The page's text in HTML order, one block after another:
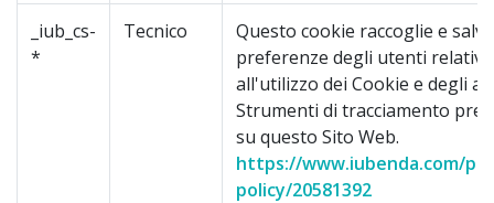
_iub_cs-
*
Tecnico
Questo cookie raccoglie e
preferenze degli utenti relative
all'utilizzo dei Cookie e degli
Strumenti di tracciamento
su questo Sito Web.
https://www.iubenda.com/
policy/20581392